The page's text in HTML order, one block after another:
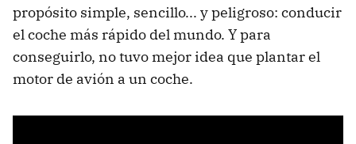
propósito simple, sencillo... y peligroso: conducir
el coche más rápido del mundo. Y para
conseguirlo, no tuvo mejor idea que plantar el
motor de avión a un coche.